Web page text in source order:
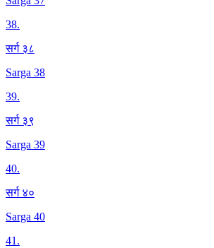
38.
सर्ग ३८
Sarga 38
39.
सर्ग ३९
Sarga 39
40.
सर्ग ४०
Sarga 40
41.